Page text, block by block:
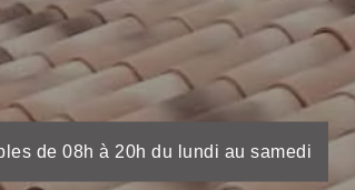
de 08h à 20h du lundi au samedi